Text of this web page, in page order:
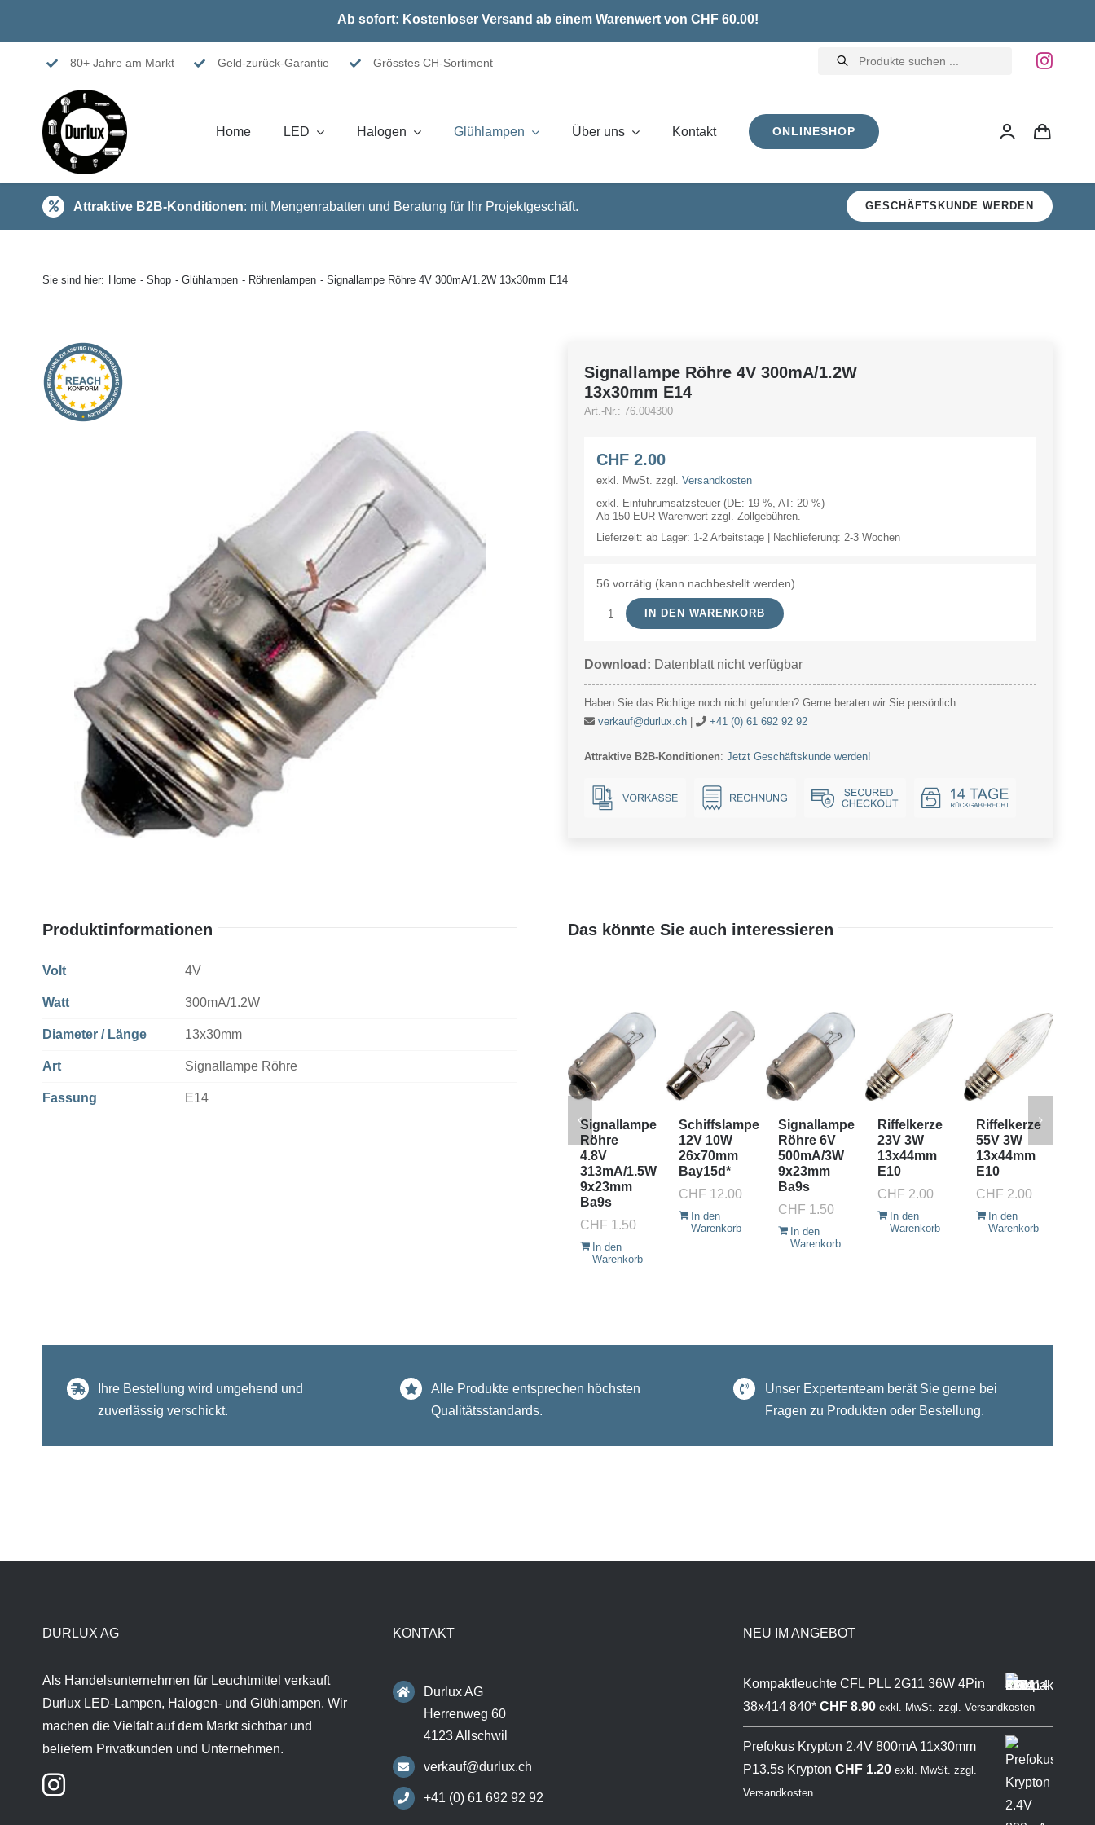
Ab sofort: Kostenloser Versand ab einem Warenwert von CHF 60.00!
80+ Jahre am Markt Geld-zurück-Garantie Grösstes CH-Sortiment
Products
search
Home LED Halogen Glühlampen Über uns Kontakt ONLINESHOP
Attraktive B2B-Konditionen: mit Mengenrabatten und Beratung für Ihr Projektgeschäft. GESCHÄFTSKUNDE WERDEN
Sie sind hier: Home Shop Glühlampen Röhrenlampen Signallampe Röhre 4V 300mA/1.2W 13x30mm E14
Signallampe Röhre 4V 300mA/1.2W
13x30mm E14
Art.-Nr.: 76.004300
CHF2.00
exkl. MwSt. zzgl. Versandkosten
exkl. Einfuhrumsatzsteuer (DE: 19 %, AT: 20 %)
Ab 150 EUR Warenwert zzgl. Zollgebühren.
Lieferzeit: ab Lager: 1-2 Arbeitstage | Nachlieferung: 2-3 Wochen
56 vorrätig (kann nachbestellt werden)
Signallampe
4V
13x30mm
Menge
IN DEN WARENKORB
Download: Datenblatt nicht verfügbar
Haben Sie das Richtige noch nicht gefunden? Gerne beraten wir Sie persönlich.
verkauf@durlux.ch| +41 (0) 61 692 92 92
Attraktive B2B-Konditionen: Jetzt Geschäftskunde werden!
Produktinformationen
Volt 4V
Watt 300mA/1.2W
Diameter / Länge 13x30mm
Art Signallampe Röhre
Fassung E14
Das könnte Sie auch interessieren
Signallampe
Röhre
4.8V
313mA/1.5W
9x23mm
Ba9s
CHF 1.50
In den
Warenkorb
Schiffslampe
12V 10W
26x70mm
Bay15d*
CHF 12.00
In den
Warenkorb
Signallampe
Röhre 6V
500mA/3W
9x23mm
Ba9s
CHF 1.50
In den
Warenkorb
Riffelkerze
23V 3W
13x44mm
E10
CHF 2.00
In den
Warenkorb
Riffelkerze
55V 3W
13x44mm
E10
CHF 2.00
In den
Warenkorb
Ihre Bestellung wird umgehend und
zuverlässig verschickt.
Alle Produkte entsprechen höchsten
Qualitätsstandards.
Unser Expertenteam berät Sie gerne bei
Fragen zu Produkten oder Bestellung.
DURLUX AG
Als Handelsunternehmen für Leuchtmittel verkauft
Durlux LED-Lampen, Halogen- und Glühlampen. Wir
machen die Vielfalt auf dem Markt sichtbar und
beliefern Privatkunden und Unternehmen.
KONTAKT
Durlux AG
Herrenweg 60
4123 Allschwil
verkauf@durlux.ch
+41 (0) 61 692 92 92
NEU IM ANGEBOT
Kompaktleuchte CFL PLL 2G11 36W 4Pin
38x414 840* CHF8.90 exkl. MwSt. zzgl. Versandkosten
Prefokus Krypton 2.4V 800mA 11x30mm
P13.5s Krypton CHF1.20 exkl. MwSt. zzgl.
Versandkosten